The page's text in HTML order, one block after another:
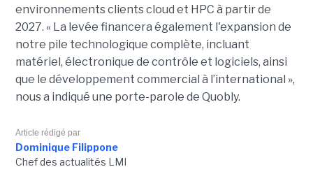
environnements clients cloud et HPC à partir de
2027. « La levée financera également l'expansion de
notre pile technologique complète, incluant
matériel, électronique de contrôle et logiciels, ainsi
que le développement commercial à l’international »,
nous a indiqué une porte-parole de Quobly.
Article rédigé par
Dominique Filippone
Chef des actualités LMI